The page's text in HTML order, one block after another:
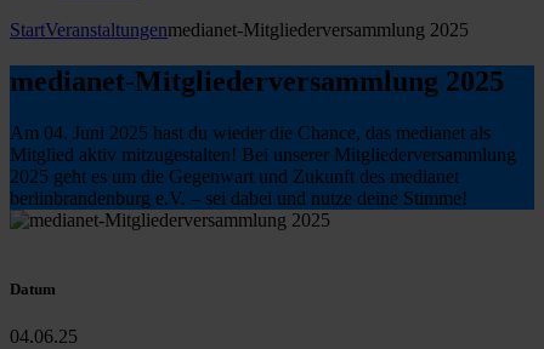
StartVeranstaltungenmedianet-Mitgliederversammlung 2025
medianet-Mitgliederversammlung 2025
Am 04. Juni 2025 hast du wieder die Chance, das medianet als
Mitglied aktiv mitzugestalten! Bei unserer Mitgliederversammlung
2025 geht es um die Gegenwart und Zukunft des medianet
berlinbrandenburg e.V. – sei dabei und nutze deine Stimme!
Datum
04.06.25